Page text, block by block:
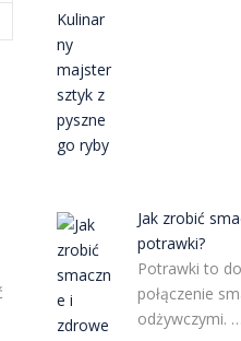
Jak zrobić
potrawki?
Potrawki to
połączenie
odżywczymi. …